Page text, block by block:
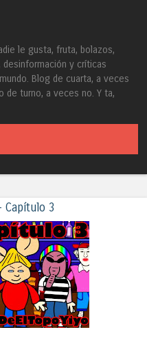
le gusta, fruta, bolazos,
y críticas
Blog de cuarta, a veces
de turno, a veces no. Y ta,
Capítulo 3